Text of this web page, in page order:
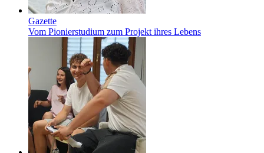
Gazette
Vom Pionierstudium zum Projekt ihres Lebens